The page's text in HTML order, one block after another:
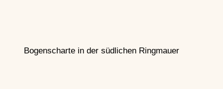
Bogenscharte in der südlichen Ringmauer